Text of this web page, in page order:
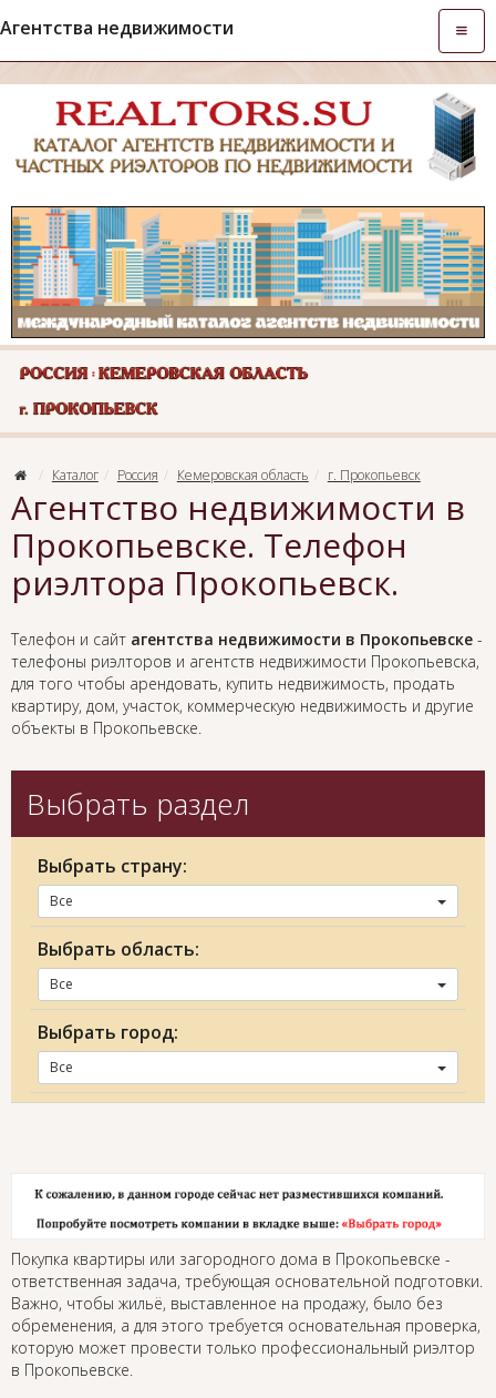
Агентства недвижимости
Каталог Россия Кемеровская область г. Прокопьевск
Агентство недвижимости в
Прокопьевске. Телефон
риэлтора Прокопьевск.
Телефон и сайт агентства недвижимости в Прокопьевске -
телефоны риэлторов и агентств недвижимости Прокопьевска,
для того чтобы арендовать, купить недвижимость, продать
квартиру, дом, участок, коммерческую недвижимость и другие
объекты в Прокопьевске.
Выбрать раздел
Выбрать страну:
Все
Выбрать область:
Все
Выбрать город:
Все
Покупка квартиры или загородного дома в Прокопьевске -
ответственная задача, требующая основательной подготовки.
Важно, чтобы жильё, выставленное на продажу, было без
обременения, а для этого требуется основательная проверка,
которую может провести только профессиональный риэлтор
в Прокопьевске.